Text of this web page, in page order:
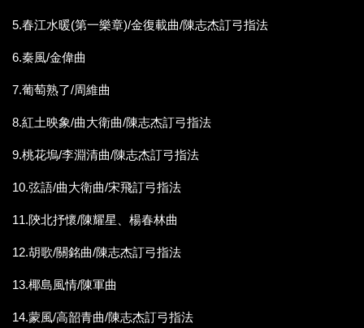
5.春江水暖(第一樂章)/金復載曲/陳志杰訂弓指法
6.秦風/金偉曲
7.葡萄熟了/周維曲
8.紅土映象/曲大衛曲/陳志杰訂弓指法
9.桃花塢/李淵清曲/陳志杰訂弓指法
10.弦語/曲大衛曲/宋飛訂弓指法
11.陝北抒懷/陳耀星、楊春林曲
12.胡歌/關銘曲/陳志杰訂弓指法
13.椰島風情/陳軍曲
14.蒙風/高韶青曲/陳志杰訂弓指法